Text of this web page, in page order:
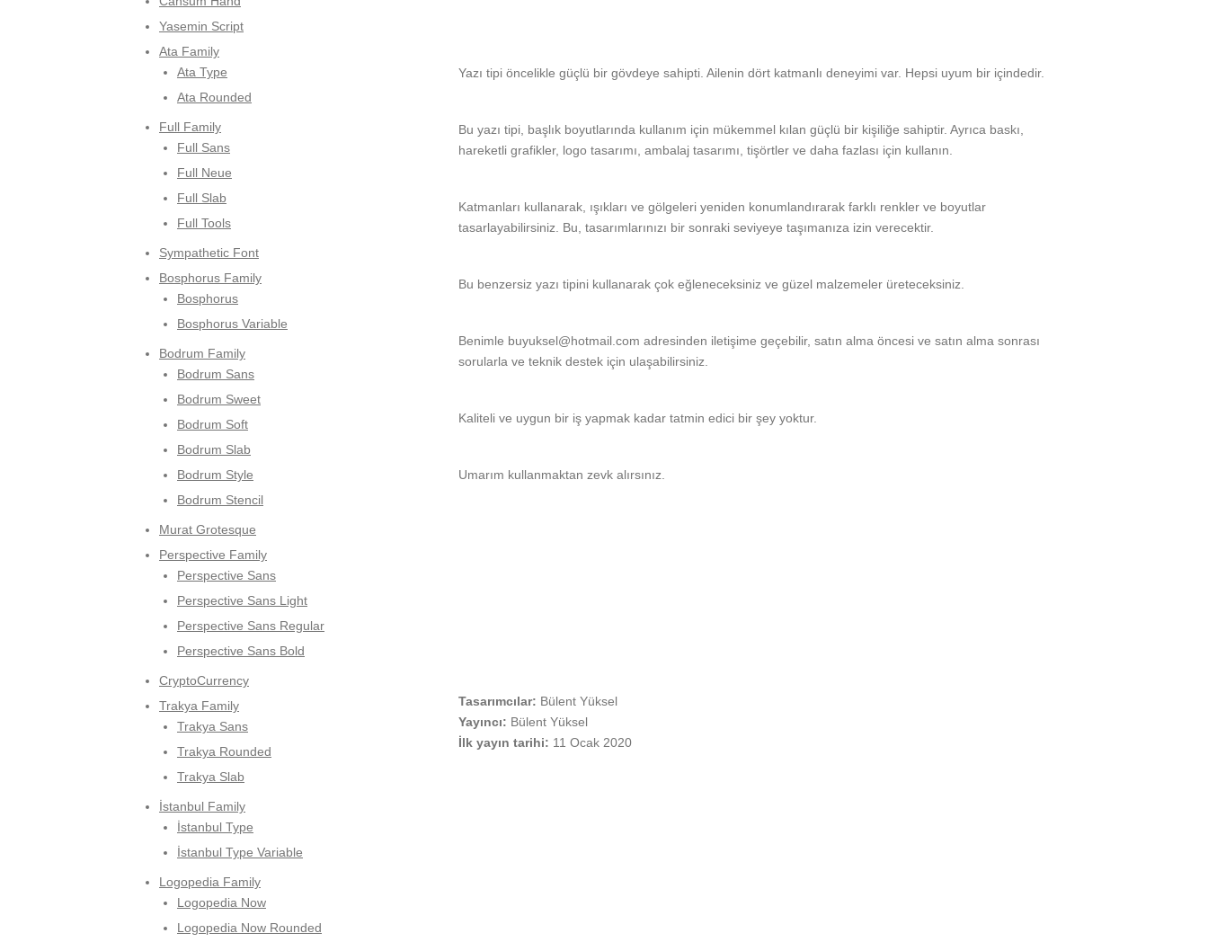
Yasemin Script
Ata Family
Ata Type
Ata Rounded
Full Family
Full Sans
Full Neue
Full Slab
Full Tools
Sympathetic Font
Bosphorus Family
Bosphorus
Bosphorus Variable
Bodrum Family
Bodrum Sans
Bodrum Sweet
Bodrum Soft
Bodrum Slab
Bodrum Style
Bodrum Stencil
Murat Grotesque
Perspective Family
Perspective Sans
Perspective Sans Light
Perspective Sans Regular
Perspective Sans Bold
CryptoCurrency
Trakya Family
Trakya Sans
Trakya Rounded
Trakya Slab
İstanbul Family
İstanbul Type
İstanbul Type Variable
Logopedia Family
Logopedia Now
Logopedia Now Rounded
Yazı tipi öncelikle güçlü bir gövdeye sahipti. Ailenin dört katmanlı deneyimi var. Hepsi uyum bir içindedir.
Bu yazı tipi, başlık boyutlarında kullanım için mükemmel kılan güçlü bir kişiliğe sahiptir. Ayrıca baskı,
hareketli grafikler, logo tasarımı, ambalaj tasarımı, tişörtler ve daha fazlası için kullanın.
Katmanları kullanarak, ışıkları ve gölgeleri yeniden konumlandırarak farklı renkler ve boyutlar
tasarlayabilirsiniz. Bu, tasarımlarınızı bir sonraki seviyeye taşımanıza izin verecektir.
Bu benzersiz yazı tipini kullanarak çok eğleneceksiniz ve güzel malzemeler üreteceksiniz.
Benimle buyuksel@hotmail.com adresinden iletişime geçebilir, satın alma öncesi ve satın alma sonrası
sorularla ve teknik destek için ulaşabilirsiniz.
Kaliteli ve uygun bir iş yapmak kadar tatmin edici bir şey yoktur.
Umarım kullanmaktan zevk alırsınız.
Tasarımcılar: Bülent Yüksel
Yayıncı: Bülent Yüksel
İlk yayın tarihi: 11 Ocak 2020